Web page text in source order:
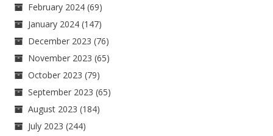
February 2024 (69)
January 2024 (147)
December 2023 (76)
November 2023 (65)
October 2023 (79)
September 2023 (65)
August 2023 (184)
July 2023 (244)